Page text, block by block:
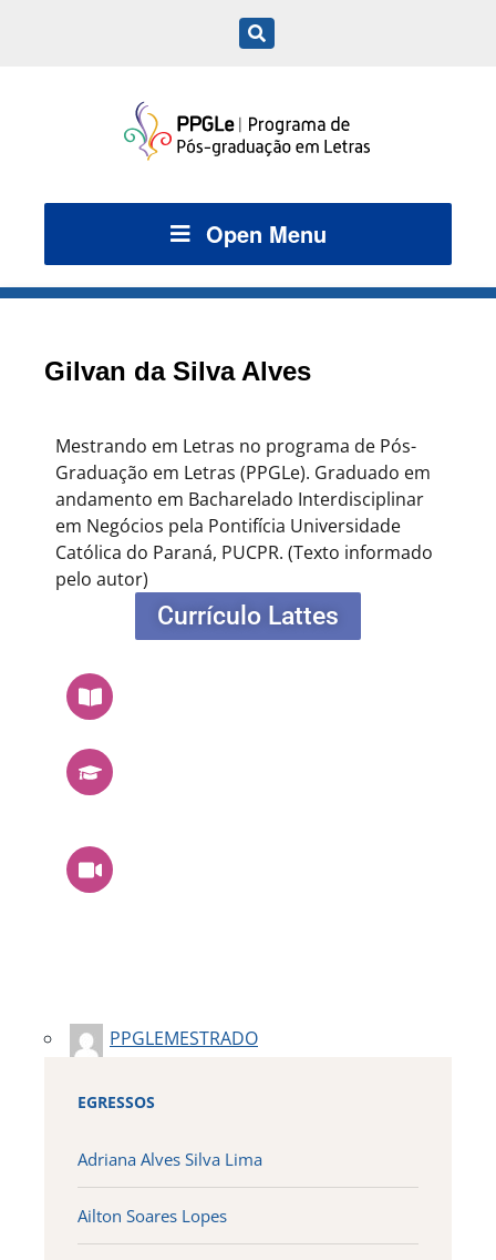
Open Menu
Gilvan da Silva Alves
Mestrando em Letras no programa de Pós-
Graduação em Letras (PPGLe). Graduado em
andamento em Bacharelado Interdisciplinar
em Negócios pela Pontifícia Universidade
Católica do Paraná, PUCPR. (Texto informado
pelo autor)
Currículo Lattes
PPGLEMESTRADO
EGRESSOS
Adriana Alves Silva Lima
Ailton Soares Lopes